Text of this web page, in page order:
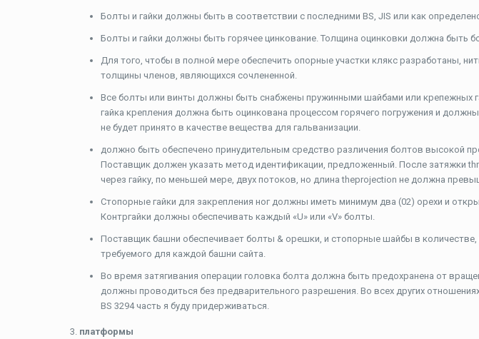
Болты и гайки должны быть в соответствии с последними BS, JIS или как
Болты и гайки должны быть горячее цинкование. Толщина оцинковки должна быть
Для того, чтобы в полной мере обеспечить опорные участки клякс разработаны,
толщины членов, являющихся сочлененной.
Все болты или винты должны быть снабжены пружинными шайбами ​​или крепежных
гайка крепления должна быть оцинкована процессом горячего погружения и
не будет принято в качестве вещества для гальванизации.
должно быть обеспечено принудительным средство различения болтов высокой
Поставщик должен указать метод идентификации, предложенный. После затяжки
через гайку, по меньшей мере, двух потоков, но длина theprojection не должна
Стопорные гайки для закрепления ног должны иметь минимум два (02) орехи и
Контргайки должны обеспечивать каждый «U» или «V» болты.
Поставщик башни обеспечивает болты & орешки, и стопорные шайбы в
требуемого для каждой башни сайта.
Во время затягивания операции головка болта должна быть предохранена от
должны проводиться без предварительного разрешения. Во всех других
BS 3294 часть я буду придерживаться.
платформы